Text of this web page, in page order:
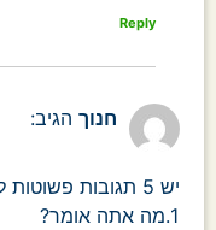
Reply
חנוך הגיב:
יש 5 תגובות פשוטות להדוף מעליבנים מזדמנים:
1.מה אתה אומר?